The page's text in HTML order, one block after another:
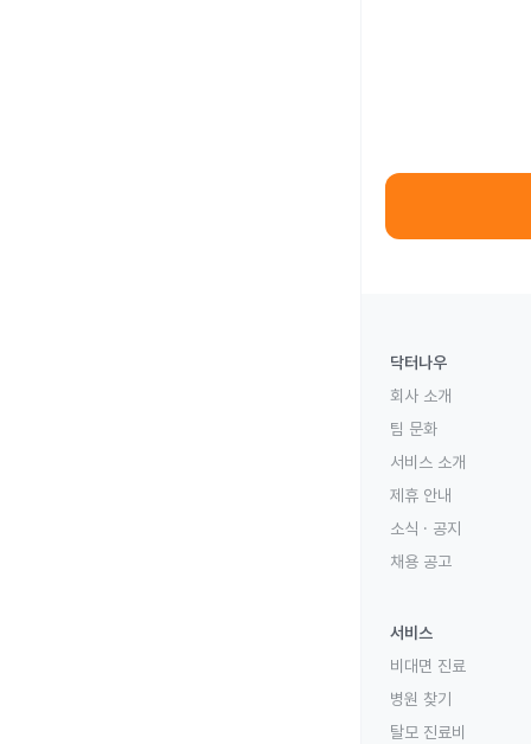
닥터나우
회사 소개
팀 문화
서비스 소개
제휴 안내
소식 · 공지
채용 공고
서비스
비대면 진료
병원 찾기
탈모 진료비